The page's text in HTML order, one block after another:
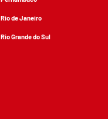
Rio de Janeiro
Rio Grande do Sul